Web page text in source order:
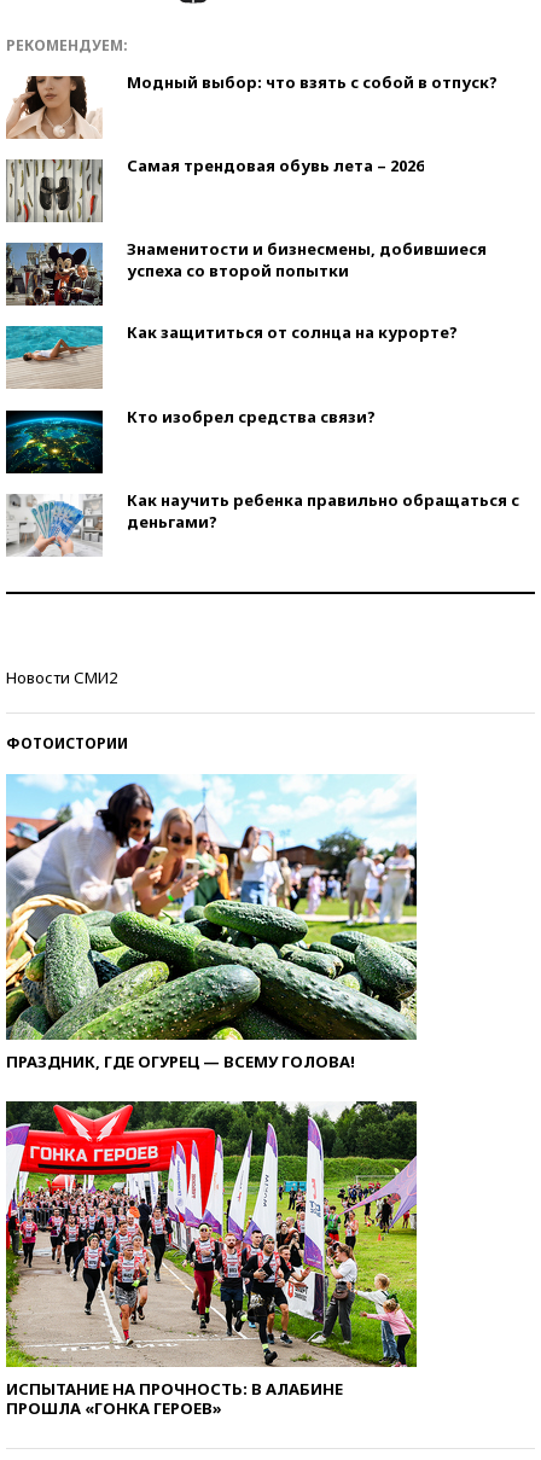
РЕКОМЕНДУЕМ:
Модный выбор: что взять с собой в отпуск?
Самая трендовая обувь лета – 2026
Знаменитости и бизнесмены, добившиеся
успеха со второй попытки
Как защититься от солнца на курорте?
Кто изобрел средства связи?
Как научить ребенка правильно обращаться с
деньгами?
Новости СМИ2
ФОТОИСТОРИИ
ПРАЗДНИК, ГДЕ ОГУРЕЦ — ВСЕМУ ГОЛОВА!
ИСПЫТАНИЕ НА ПРОЧНОСТЬ: В АЛАБИНЕ
ПРОШЛА «ГОНКА ГЕРОЕВ»